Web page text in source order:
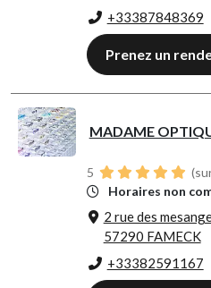
+33387848369
Prenez un
MADAME
5
Horaires non
2 rue des
57290 FAMECK
+33382591167